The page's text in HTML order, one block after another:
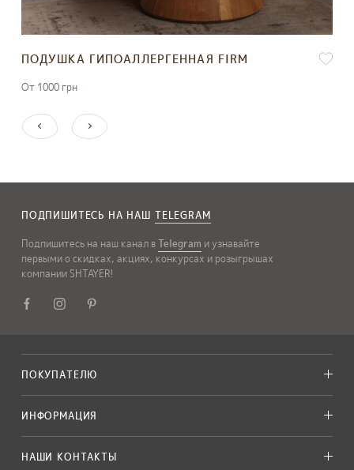
ПОДУШКА ГИПОАЛЛЕРГЕННАЯ FIRM
От 1000 грн
ПОДПИШИТЕСЬ НА НАШ TELEGRAM
Подпишитесь на наш канал вTelegram и узнавайте
первыми о скидках, акциях, конкурсах и розыгрышах
компании SHTAYER!
ПОКУПАТЕЛЮ
ИНФОРМАЦИЯ
НАШИ КОНТАКТЫ